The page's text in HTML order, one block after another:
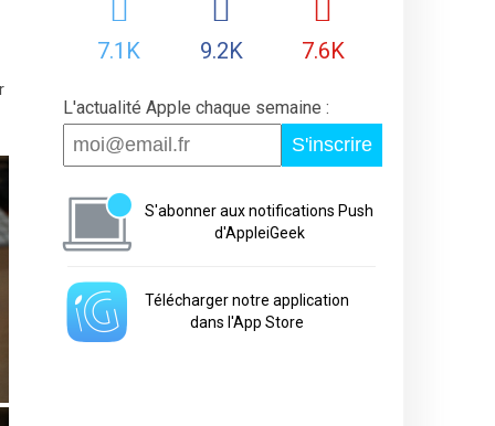
7.1K 9.2K 7.6K
L'actualité Apple chaque semaine :
S'inscrire
S'abonner aux notifications Push
d'AppleiGeek
Télécharger notre application
dans l'App Store